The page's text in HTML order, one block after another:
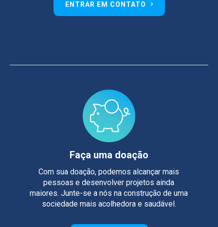
ENTRAR EM CONTATO
Faça uma doação
Com sua doação, podemos alcançar mais
pessoas e desenvolver projetos ainda
maiores. Junte-se a nós na construção de uma
sociedade mais acolhedora e saudável.